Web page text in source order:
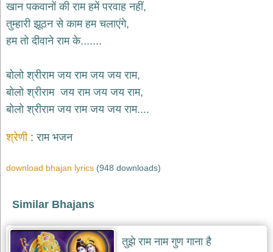
bhajans
साईं
भजन
जैन
भजन
jain
bhajans
दुर्गा
bhajans
भजन
राम
खान पकवानों की राम हमें परवाह नहीं,
तुम्हारी झूठन से काम हम चलाएंगे,
हम तो दीवाने राम के.......
बोलो श्रीराम जय राम जय जय राम,
बोलो श्रीराम जय राम जय जय राम,
बोलो श्रीराम जय राम जय जय राम....
श्रेणी राम भजन
download bhajan lyrics (948 downloads)
Similar Bhajans
तुझे राम नाम गुण गाना है